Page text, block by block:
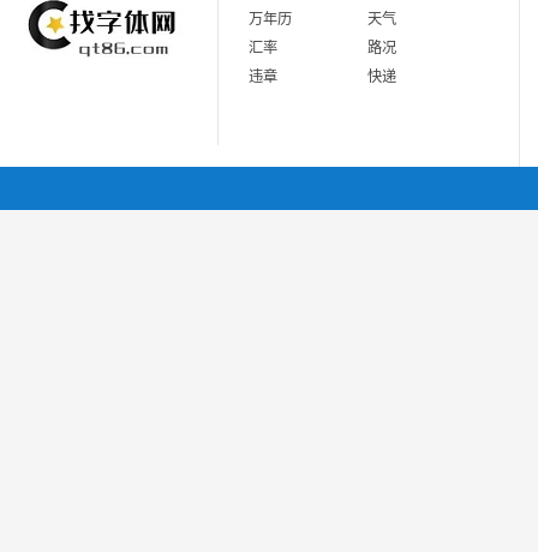
万年历
天气
汇率
路况
违章
快递